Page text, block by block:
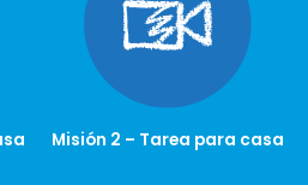
Misión 2 – Tarea para casa